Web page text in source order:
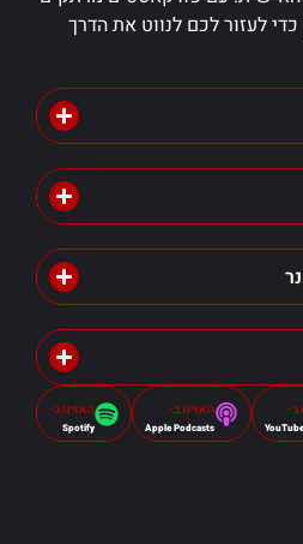
לעזור לכם לנווט את הדרך
האזינו ב-
Spotify
האזינו ב-
Apple Podcasts
ב-